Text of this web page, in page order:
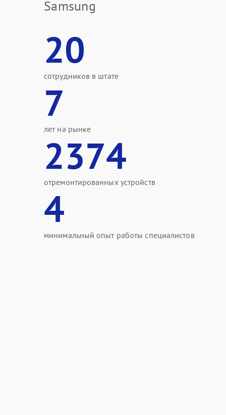
Samsung
20
сотрудников в штате
7
лет на рынке
2374
отремонтированных устройств
4
минимальный опыт работы специалистов